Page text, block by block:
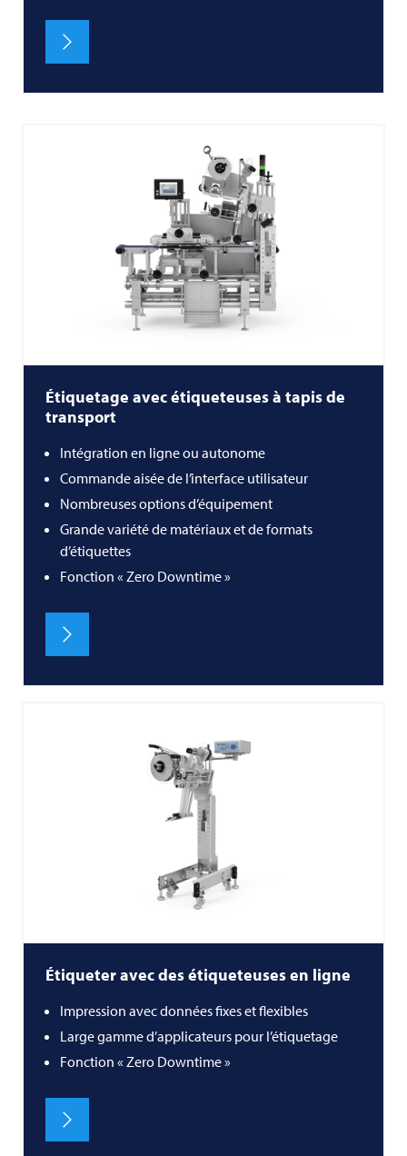
Étiquetage avec étiqueteuses à tapis de
transport
Intégration en ligne ou autonome
Commande aisée de l’interface utilisateur
Nombreuses options d’équipement
Grande variété de matériaux et de formats
d’étiquettes
Fonction « Zero Downtime »
Étiqueter avec des étiqueteuses en ligne
Impression avec données fixes et flexibles
Large gamme d’applicateurs pour l’étiquetage
Fonction « Zero Downtime »